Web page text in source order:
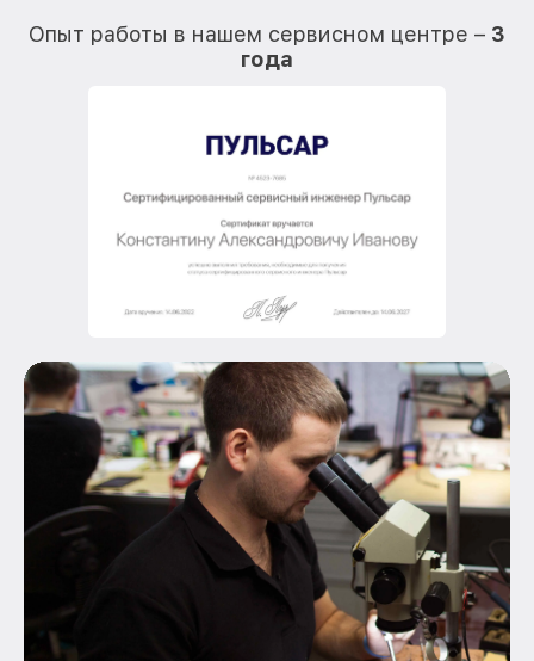
Опыт работы в нашем сервисном центре – 3
года